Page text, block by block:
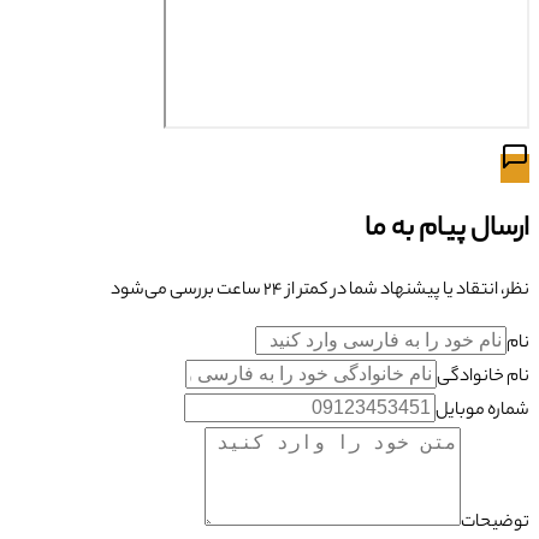
ارسال پیام به ما
نظر، انتقاد یا پیشنهاد شما در کمتر از ۲۴ ساعت بررسی می‌شود
نام
نام خانوادگی
شماره موبایل
توضیحات